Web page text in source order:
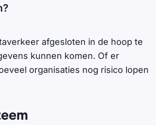
afgesloten in de hoop te
kunnen komen. Of er
organisaties nog risico lopen